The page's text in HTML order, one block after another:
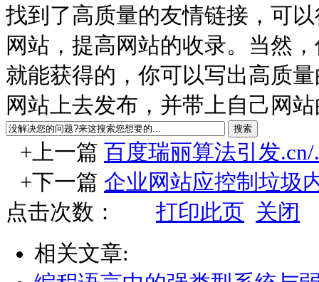
找到了高质量的友情链接，可
网站，提高网站的收录。当然
就能获得的，你可以写出高质
网站上去发布，并带上自己网
+上一篇 百度瑞丽算法引发
+下一篇 企业网站应控制垃圾
点击次数：
打印此页 关闭
相关文章: